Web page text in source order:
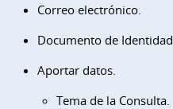
Correo electrónico.
Documento de Identidad.
Aportar datos.
Tema de la Consulta.